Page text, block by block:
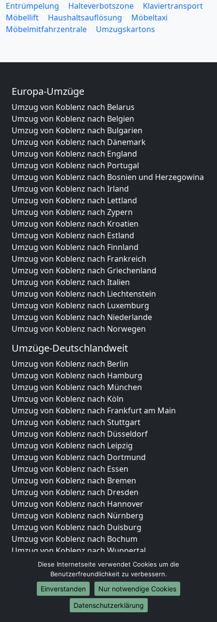
Entrümpelung
Halteverbotszone
Klaviertransport
Möbellift
Haushaltsauflösung
Möbeltaxi
Möbelmitfahrzentrale
Umzugskartons
Europa-Umzüge
Umzug von Koblenz nach Belarus
Umzug von Koblenz nach Belgien
Umzug von Koblenz nach Bulgarien
Umzug von Koblenz nach Dänemark
Umzug von Koblenz nach England
Umzug von Koblenz nach Portugal
Umzug von Koblenz nach Bosnien und Herzegowina
Umzug von Koblenz nach Irland
Umzug von Koblenz nach Lettland
Umzug von Koblenz nach Zypern
Umzug von Koblenz nach Kroatien
Umzug von Koblenz nach Estland
Umzug von Koblenz nach Finnland
Umzug von Koblenz nach Frankreich
Umzug von Koblenz nach Griechenland
Umzug von Koblenz nach Italien
Umzug von Koblenz nach Liechtenstein
Umzug von Koblenz nach Luxemburg
Umzug von Koblenz nach Niederlande
Umzug von Koblenz nach Norwegen
Umzüge-Deutschlandweit
Umzug von Koblenz nach Berlin
Umzug von Koblenz nach Hamburg
Umzug von Koblenz nach München
Umzug von Koblenz nach Köln
Umzug von Koblenz nach Frankfurt am Main
Umzug von Koblenz nach Stuttgart
Umzug von Koblenz nach Düsseldorf
Umzug von Koblenz nach Leipzig
Umzug von Koblenz nach Dortmund
Umzug von Koblenz nach Essen
Umzug von Koblenz nach Bremen
Umzug von Koblenz nach Dresden
Umzug von Koblenz nach Hannover
Umzug von Koblenz nach Nürnberg
Umzug von Koblenz nach Duisburg
Umzug von Koblenz nach Bochum
Umzug von Koblenz nach Wuppertal
Umzug von Koblenz nach Bielefeld
Umzug von Koblenz nach Bonn
Umzug von Koblenz nach Münster
Internationale-Umzüge
Diese Internetseite verwendet Cookies um die
Benutzerfreundlichkeit zu verbessern.
Einverstanden
Nur notwendige Cookies
Datenschutzerklärung